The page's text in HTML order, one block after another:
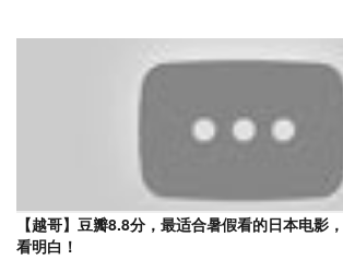
【越哥】豆瓣8.8分，最适合暑假看的日本电影
看明白！